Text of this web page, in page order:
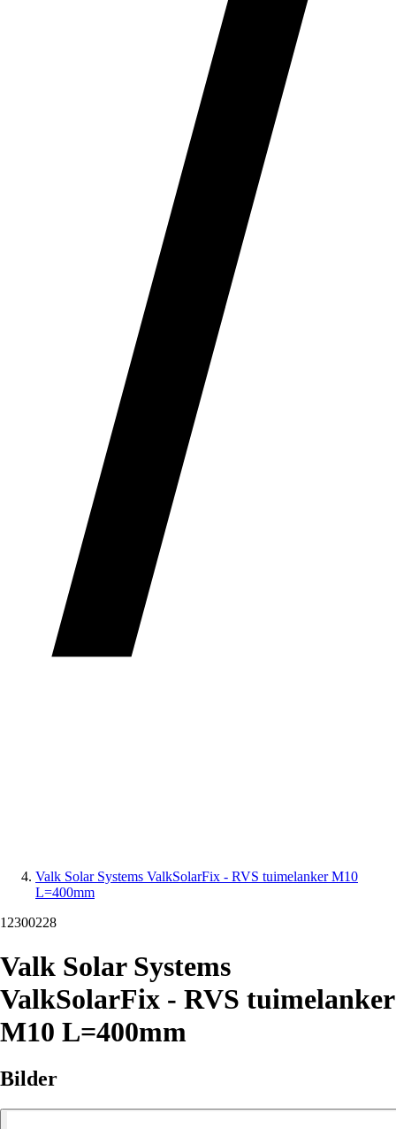
Valk Solar Systems ValkSolarFix - RVS tuimelanker M10
L=400mm
12300228
Valk Solar Systems
ValkSolarFix - RVS tuimelanker
M10 L=400mm
Bilder